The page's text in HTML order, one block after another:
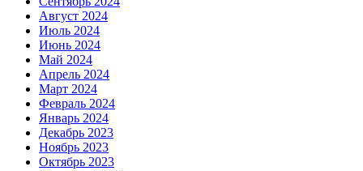
Август 2024
Июль 2024
Июнь 2024
Май 2024
Апрель 2024
Март 2024
Февраль 2024
Январь 2024
Декабрь 2023
Ноябрь 2023
Октябрь 2023